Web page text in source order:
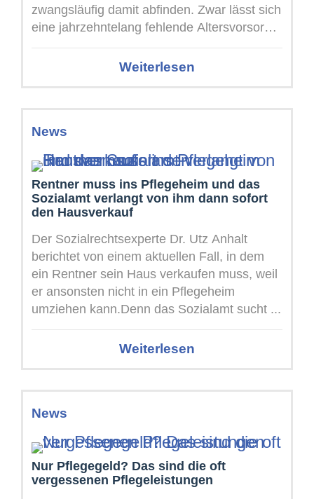
zwangsläufig damit abfinden. Zwar lässt sich
eine jahrzehntelang fehlende Altersvorsorge
kurz vor ...
Weiterlesen
News
Rentner muss ins Pflegeheim und das
Sozialamt verlangt von ihm dann sofort
den Hausverkauf
Der Sozialrechtsexperte Dr. Utz Anhalt
berichtet von einem aktuellen Fall, in dem
ein Rentner sein Haus verkaufen muss, weil
er ansonsten nicht in ein Pflegeheim
umziehen kann.Denn das Sozialamt sucht ...
Weiterlesen
News
Nur Pflegegeld? Das sind die oft
vergessenen Pflegeleistungen